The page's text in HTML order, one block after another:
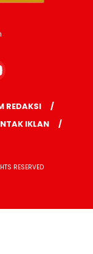
REDAKSI
IKLAN
RESERVED